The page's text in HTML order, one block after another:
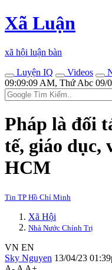
Xã Luận
xã hội luận bàn
Luyện IQ
Videos
09:09:09 AM, Thứ Abc 09/
Pháp là đối
tế, giáo dục,
HCM
Tin TP Hồ Chí Minh
Xã Hội
Nhà Nước Chính Trị
VN EN
Sky Nguyen 13/04/23